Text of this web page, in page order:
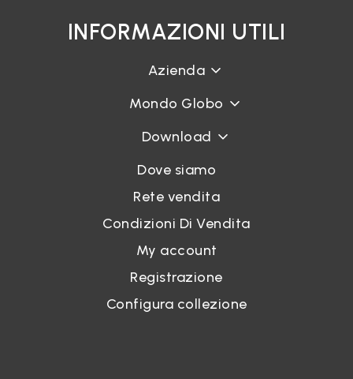
INFORMAZIONI UTILI
Azienda
Mondo Globo
Download
Dove siamo
Rete vendita
Condizioni Di Vendita
My account
Registrazione
Configura collezione